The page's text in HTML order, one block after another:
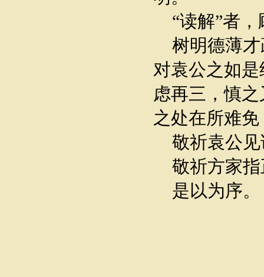
“读解”者，
树明德薄才
对袁公之如
虑再三，慎
之处在所难
敬祈袁公见
敬祈方家指
是以为序。